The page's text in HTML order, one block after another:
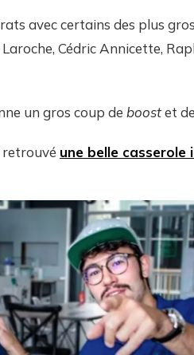
avec certains des plus
Cédric Annicette,
un gros coup de boostet
retrouvé une belle casserole